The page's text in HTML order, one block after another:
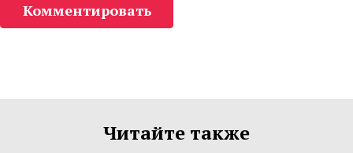
Комментировать
Читайте также